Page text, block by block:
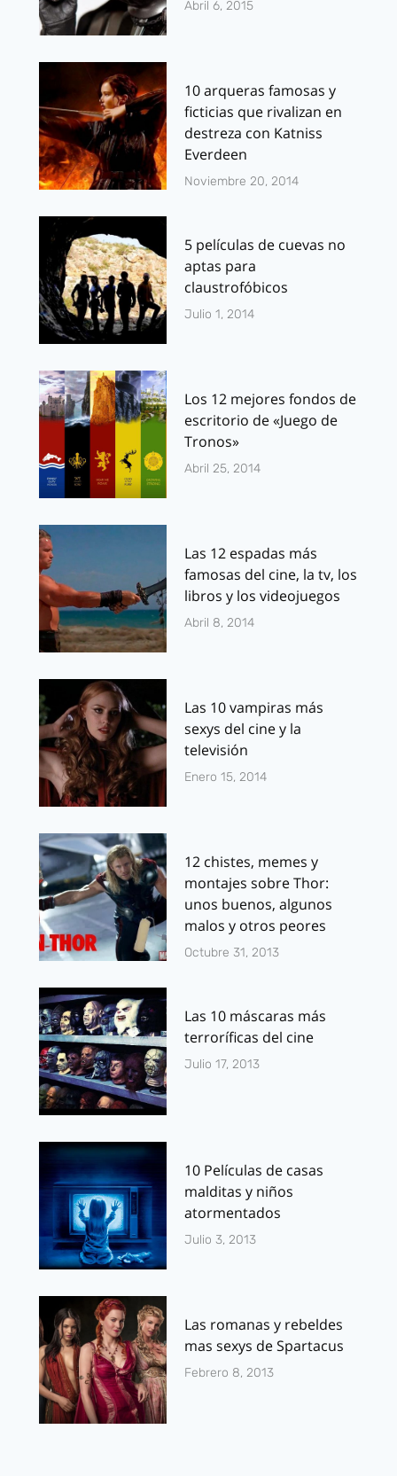
Abril 6, 2015
10 arqueras famosas y
ficticias que rivalizan en
destreza con Katniss
Everdeen
Noviembre 20, 2014
5 películas de cuevas no
aptas para
claustrofóbicos
Julio 1, 2014
Los 12 mejores fondos de
escritorio de «Juego de
Tronos»
Abril 25, 2014
Las 12 espadas más
famosas del cine, la tv, los
libros y los videojuegos
Abril 8, 2014
Las 10 vampiras más
sexys del cine y la
televisión
Enero 15, 2014
12 chistes, memes y
montajes sobre Thor:
unos buenos, algunos
malos y otros peores
Octubre 31, 2013
Las 10 máscaras más
terroríficas del cine
Julio 17, 2013
10 Películas de casas
malditas y niños
atormentados
Julio 3, 2013
Las romanas y rebeldes
mas sexys de Spartacus
Febrero 8, 2013